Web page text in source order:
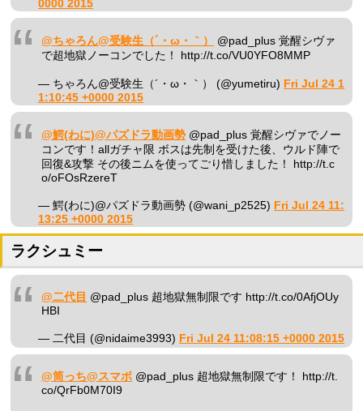
0000 2015
@ちゃろん@受験生（´・ω・｀）
@pad_plus 覚醒シヴァ
で超地獄ノーコンでした！ http://t.co/VU0YFO8MMP
— ちゃろん@受験生（´・ω・｀） (@yumetiru) Fri Jul 24 1
1:10:45 +0000 2015
@鰐(わに)@パズドラ動画勢 @pad_plus 覚醒シヴァでノー
コンです！allガチャ限 ボスは先制を受けた後、ウルド陣で
回復&攻撃 その後ニムを使ってごり惜しました！ http://t.c
o/oFOsRzereT
— 鰐(わに)@パズドラ動画勢 (@wani_p2525) Fri Jul 24 11:
13:25 +0000 2015
ラクシュミー
@二代目 @pad_plus 超地獄無制限です http://t.co/0AfjOUy
HBI
— 二代目 (@nidaime3993) Fri Jul 24 11:08:15 +0000 2015
@筒っち@スマボ @pad_plus 超地獄無制限です！ http://t.
co/QrFb0M70I9